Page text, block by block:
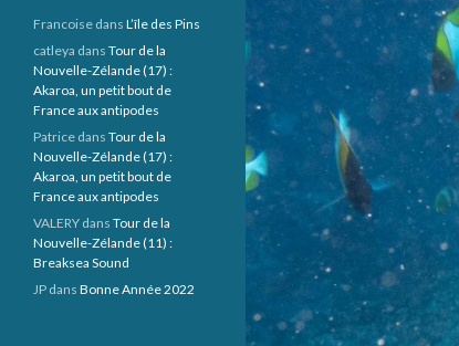
Francoise dans L’île des Pins
catleya dans Tour de la
Nouvelle-Zélande (17) :
Akaroa, un petit bout de
France aux antipodes
Patrice dans Tour de la
Nouvelle-Zélande (17) :
Akaroa, un petit bout de
France aux antipodes
VALERY dans Tour de la
Nouvelle-Zélande (11) :
Breaksea Sound
JP dans Bonne Année 2022